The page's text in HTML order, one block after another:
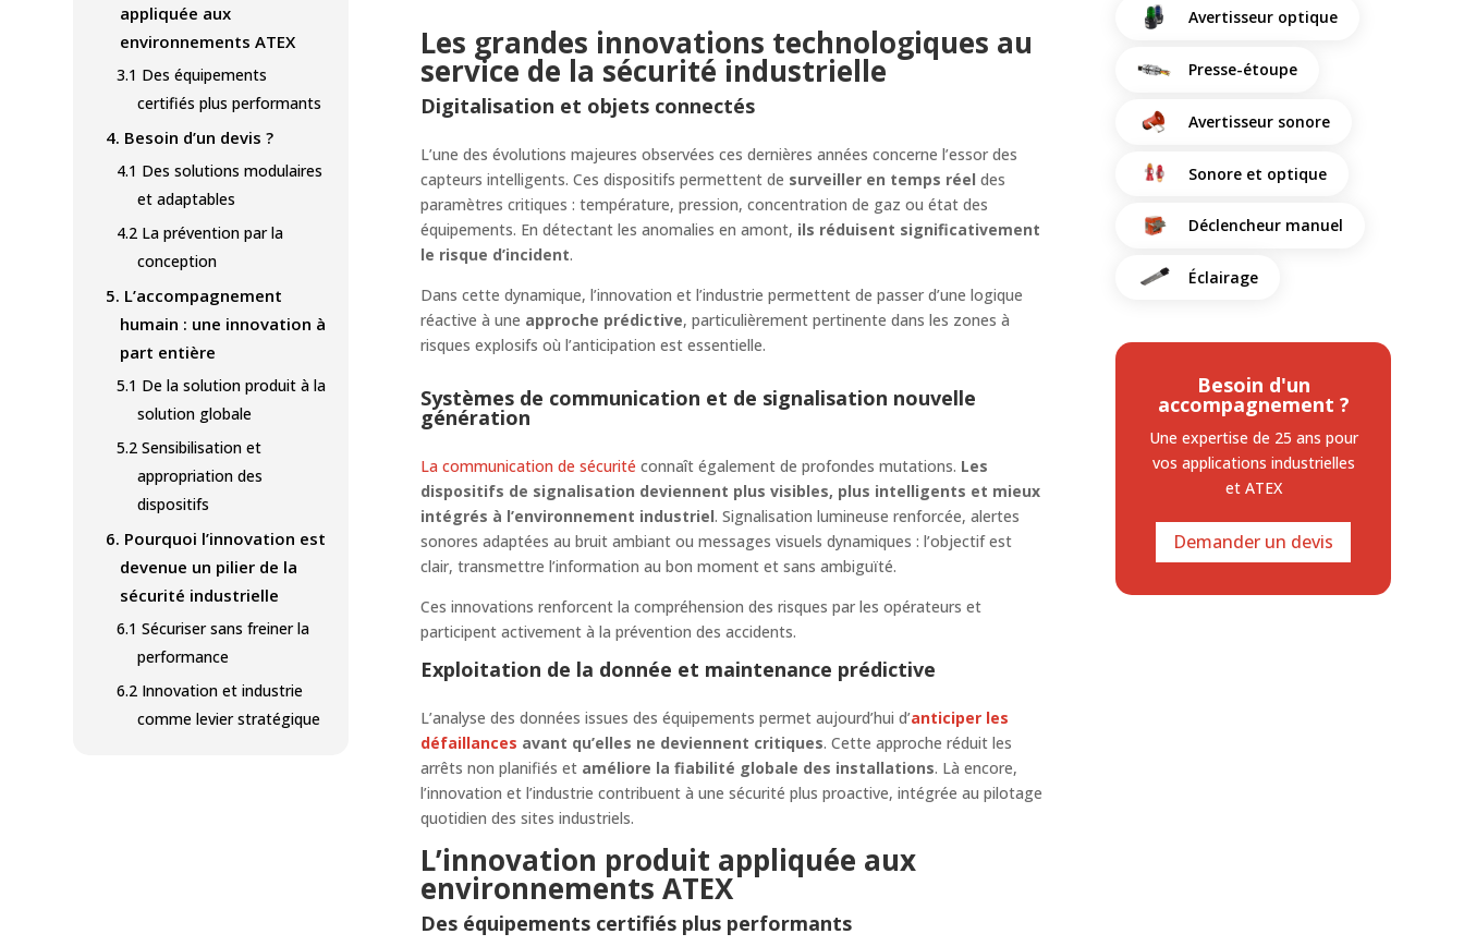
appliquée aux
environnements ATEX
3.1 Des équipements
certifiés plus performants
4. Besoin d’un devis ?
4.1 Des solutions modulaires
et adaptables
4.2 La prévention par la
conception
5. L’accompagnement
humain : une innovation à
part entière
5.1 De la solution produit à la
solution globale
5.2 Sensibilisation et
appropriation des
dispositifs
6. Pourquoi l’innovation est
devenue un pilier de la
sécurité industrielle
6.1 Sécuriser sans freiner la
performance
6.2 Innovation et industrie
comme levier stratégique
Les grandes innovations technologiques au
service de la sécurité industrielle
Digitalisation et objets connectés
L’une des évolutions majeures observées ces dernières années concerne l’essor des
capteurs intelligents. Ces dispositifs permettent de surveiller en temps réeldes
paramètres critiques : température, pression, concentration de gaz ou état des
équipements. En détectant les anomalies en amont, ils réduisent significativement
le risque d’incident.
Dans cette dynamique, l’innovation et l’industrie permettent de passer d’une logique
réactive à une approche prédictive, particulièrement pertinente dans les zones à
risques explosifs où l’anticipation est essentielle.
Systèmes de communication et de signalisation nouvelle
génération
La communication de sécurité connaît également de profondes mutations. Les
dispositifs de signalisation deviennent plus visibles, plus intelligents et mieux
intégrés à l’environnement industriel. Signalisation lumineuse renforcée, alertes
sonores adaptées au bruit ambiant ou messages visuels dynamiques : l’objectif est
clair, transmettre l’information au bon moment et sans ambiguïté.
Ces innovations renforcent la compréhension des risques par les opérateurs et
participent activement à la prévention des accidents.
Exploitation de la donnée et maintenance prédictive
L’analyse des données issues des équipements permet aujourd’hui d’anticiper les
défaillances avant qu’elles ne deviennent critiques. Cette approche réduit les
arrêts non planifiés et améliore la fiabilité globale des installations. Là encore,
l’innovation et l’industrie contribuent à une sécurité plus proactive, intégrée au pilotage
quotidien des sites industriels.
L’innovation produit appliquée aux
environnements ATEX
Des équipements certifiés plus performants
Avertisseur optique
Presse-étoupe
Avertisseur sonore
Sonore et optique
Déclencheur manuel
Éclairage
Besoin d'un
accompagnement ?
Une expertise de 25 ans pour
vos applications industrielles
et ATEX
Demander un devis